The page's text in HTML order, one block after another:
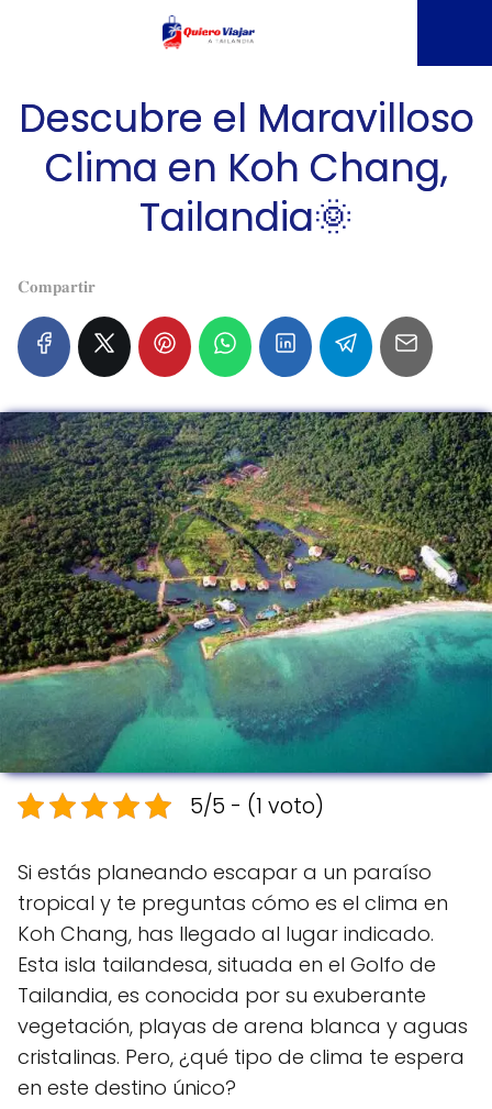
Descubre el Maravilloso
Clima en Koh Chang,
Tailandia🌞
𝐂𝐨𝐦𝐩𝐚𝐫𝐭𝐢𝐫
5/5 - (1 voto)
Si estás planeando escapar a un paraíso
tropical y te preguntas cómo es el clima en
Koh Chang, has llegado al lugar indicado.
Esta isla tailandesa, situada en el Golfo de
Tailandia, es conocida por su exuberante
vegetación, playas de arena blanca y aguas
cristalinas. Pero, ¿qué tipo de clima te espera
en este destino único?